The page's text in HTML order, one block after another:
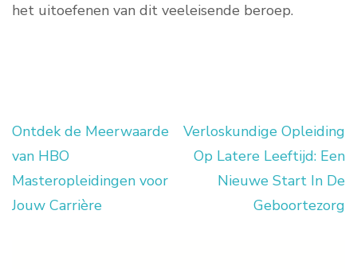
het uitoefenen van dit veeleisende beroep.
Berichtnavigatie
Ontdek de Meerwaarde
van HBO
Masteropleidingen voor
Jouw Carrière
Verloskundige Opleiding
Op Latere Leeftijd: Een
Nieuwe Start In De
Geboortezorg